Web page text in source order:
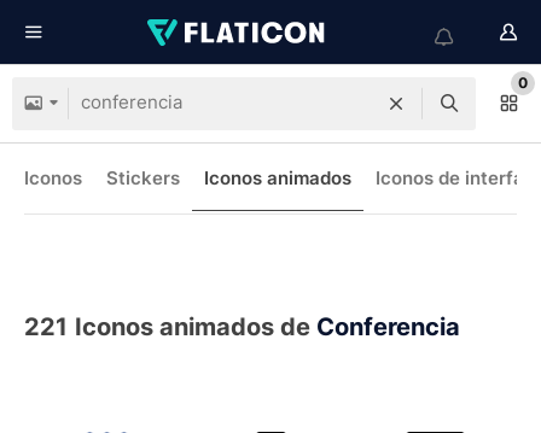
0
Iconos Stickers Iconos animados Iconos de interfaz
221 Iconos animados de Conferencia